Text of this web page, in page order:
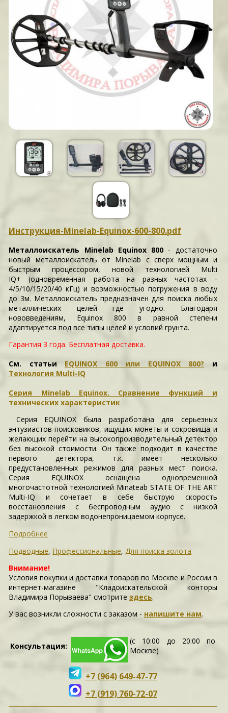
Инструкция-Minelab-Equinox-600-800.pdf
Металлоискатель Minelab Equinox 800 - достаточно
новый металлоискатель от Minelab с сверх мощным и
быстрым процессором, новой технологией Multi
IQ+ (одновременная работа на разных частотах -
4/5/10/15/20/40 кГц) и возможностью погружения в воду
до 3м. Металлоискатель предназначен для поиска любых
металлических целей где угодно. Благодаря
нововведениям, Equinox 800 в равной степени
адаптируется под все типы целей и условий грунта.
Гарантия 3 года. Бесплатная доставка.
См. статьи EQUINOX 600 или EQUINOX 800? и
Технология Multi-IQ
Серия Minelab Equinox. Сравнение функций и
технических характеристик
Серия EQUINOX была разработана для серьезных
энтузиастов-поисковиков, ищущих монеты и сокровища и
желающих перейти на высокопроизводительный детектор
без высокой стоимости. Он также подходит в качестве
первого детектора, т.к. имеет несколько
предустановленных режимов для разных мест поиска.
Серия EQUINOX оснащена одновременной
многочастотной технологией Minateab STATE OF THE ART
Multi-IQ и сочетает в себе быструю скорость
восстановления с беспроводным аудио с низкой
задержкой в легком водонепроницаемом корпусе.
Подробнее
Подводные, Профессиональные, Для поиска золота
Внимание!
Условия покупки и доставки товаров по Москве и России в
интернет-магазине "Кладоискательской конторы
Владимира Порываева" смотритездесь.
У вас возникли сложности c заказом - напишите нам.
Консультация:
(с 10:00 до 20:00 по
Москве)
+7 (964) 649-47-77
+7 (919) 760-72-07